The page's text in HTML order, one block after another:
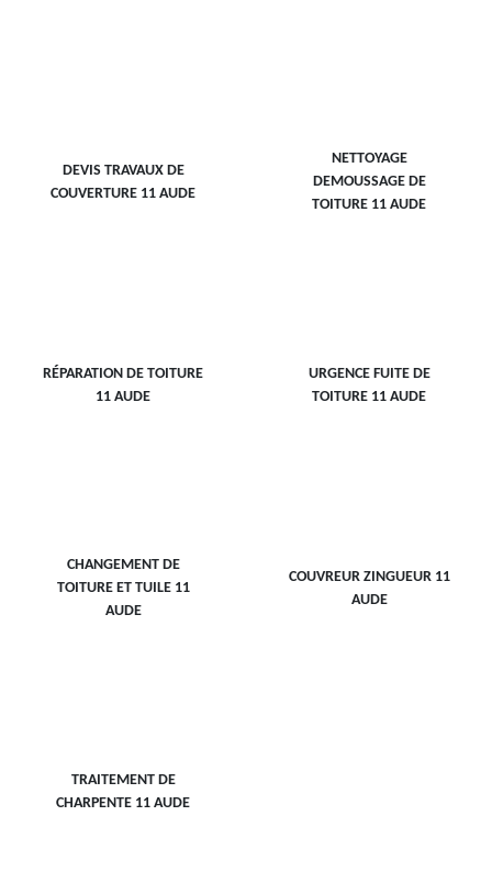
DEVIS TRAVAUX DE
COUVERTURE 11 AUDE
NETTOYAGE
DEMOUSSAGE DE
TOITURE 11 AUDE
RÉPARATION DE TOITURE
11 AUDE
URGENCE FUITE DE
TOITURE 11 AUDE
CHANGEMENT DE
TOITURE ET TUILE 11
AUDE
COUVREUR ZINGUEUR 11
AUDE
TRAITEMENT DE
CHARPENTE 11 AUDE